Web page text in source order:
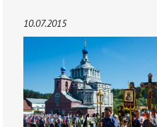
10.07.2015